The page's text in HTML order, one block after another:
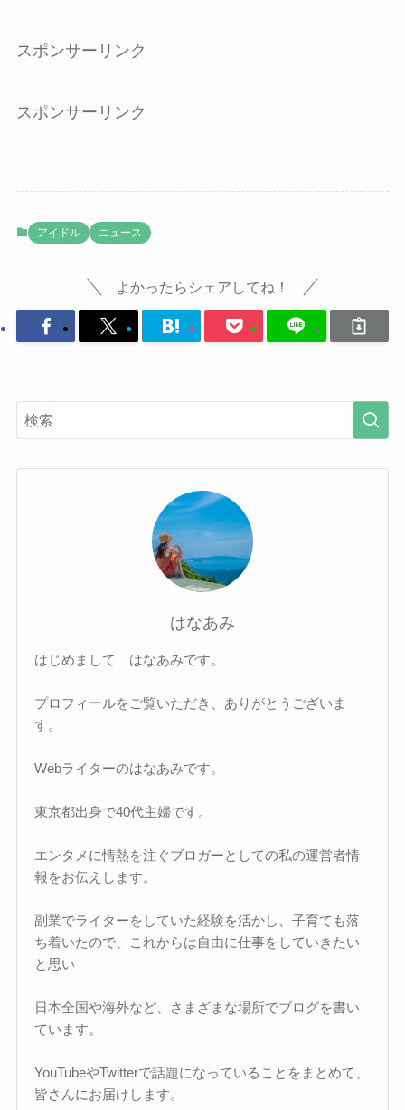
スポンサーリンク
スポンサーリンク
アイドル ニュース
よかったらシェアしてね！
はなあみ
はじめまして はなあみです。
プロフィールをご覧いただき、ありがとうございま
す。
Webライターのはなあみです。
東京都出身で40代主婦です。
エンタメに情熱を注ぐブロガーとしての私の運営者情
報をお伝えします。
副業でライターをしていた経験を活かし、子育ても落
ち着いたので、これからは自由に仕事をしていきたい
と思い
日本全国や海外など、さまざまな場所でブログを書い
ています。
YouTubeやTwitterで話題になっていることをまとめて、
皆さんにお届けします。